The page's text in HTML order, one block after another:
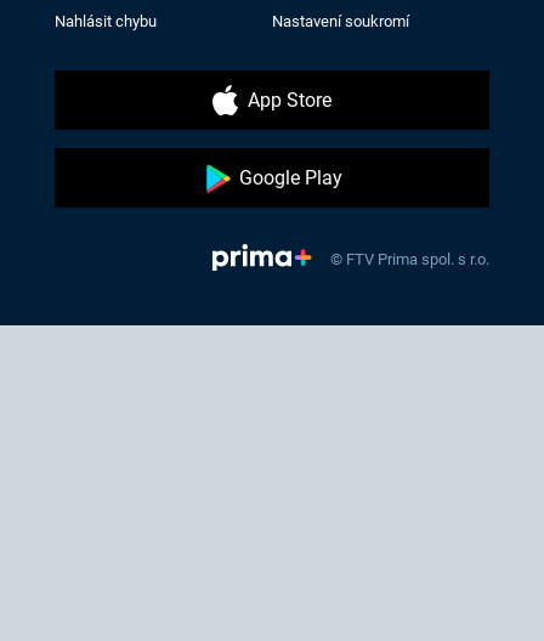
Nahlásit chybu Nastavení soukromí
App Store
Google Play
© FTV Prima spol. s r.o.